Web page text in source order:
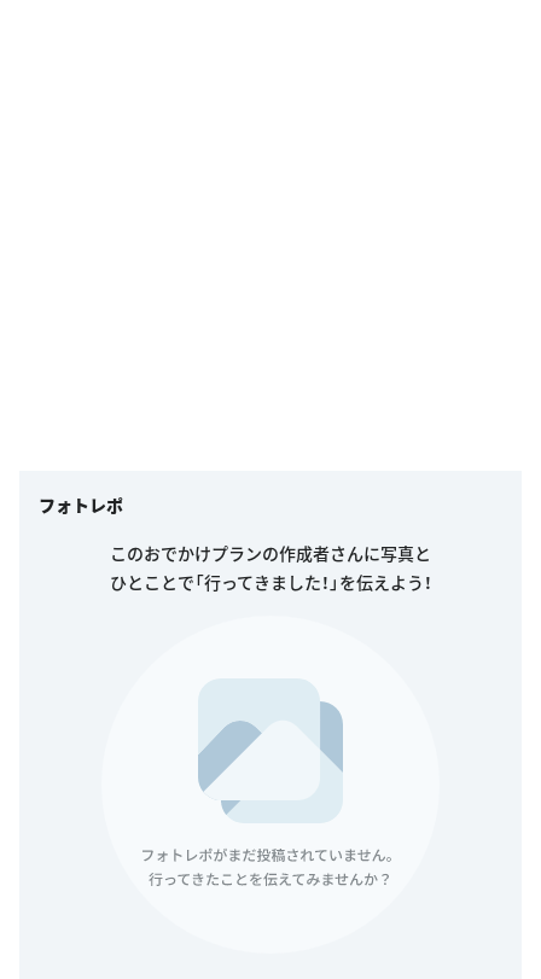
フォトレポ
このおでかけプランの作成者さんに写真と
ひとことで「行ってきました！」を伝えよう！